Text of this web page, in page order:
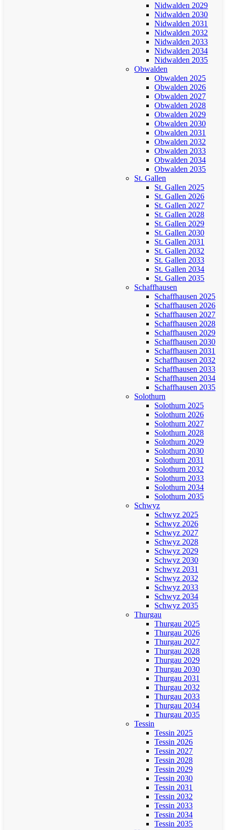
Nidwalden 2029
Nidwalden 2030
Nidwalden 2031
Nidwalden 2032
Nidwalden 2033
Nidwalden 2034
Nidwalden 2035
Obwalden
Obwalden 2025
Obwalden 2026
Obwalden 2027
Obwalden 2028
Obwalden 2029
Obwalden 2030
Obwalden 2031
Obwalden 2032
Obwalden 2033
Obwalden 2034
Obwalden 2035
St. Gallen
St. Gallen 2025
St. Gallen 2026
St. Gallen 2027
St. Gallen 2028
St. Gallen 2029
St. Gallen 2030
St. Gallen 2031
St. Gallen 2032
St. Gallen 2033
St. Gallen 2034
St. Gallen 2035
Schaffhausen
Schaffhausen 2025
Schaffhausen 2026
Schaffhausen 2027
Schaffhausen 2028
Schaffhausen 2029
Schaffhausen 2030
Schaffhausen 2031
Schaffhausen 2032
Schaffhausen 2033
Schaffhausen 2034
Schaffhausen 2035
Solothurn
Solothurn 2025
Solothurn 2026
Solothurn 2027
Solothurn 2028
Solothurn 2029
Solothurn 2030
Solothurn 2031
Solothurn 2032
Solothurn 2033
Solothurn 2034
Solothurn 2035
Schwyz
Schwyz 2025
Schwyz 2026
Schwyz 2027
Schwyz 2028
Schwyz 2029
Schwyz 2030
Schwyz 2031
Schwyz 2032
Schwyz 2033
Schwyz 2034
Schwyz 2035
Thurgau
Thurgau 2025
Thurgau 2026
Thurgau 2027
Thurgau 2028
Thurgau 2029
Thurgau 2030
Thurgau 2031
Thurgau 2032
Thurgau 2033
Thurgau 2034
Thurgau 2035
Tessin
Tessin 2025
Tessin 2026
Tessin 2027
Tessin 2028
Tessin 2029
Tessin 2030
Tessin 2031
Tessin 2032
Tessin 2033
Tessin 2034
Tessin 2035